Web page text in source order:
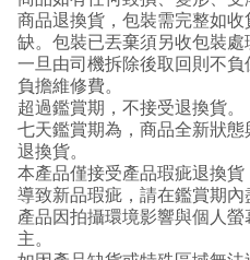
商品退換貨，包裝需完整如
缺。包裝已丟棄須另收包裝
一旦由司機拆除後取回則不
負擔維修費。
超過鑑賞期，不接受退換貨。
七天鑑賞期為，商品全新狀
退換貨。
本產品僅接受產品瑕疵退換
導致新品瑕疵，請在鑑賞期內
產品因拍攝環境影響與個人
主。